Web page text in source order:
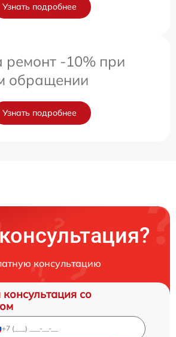
Узнать подробнее
ремонт -10% при
обращении
Узнать подробнее
консультацию
со